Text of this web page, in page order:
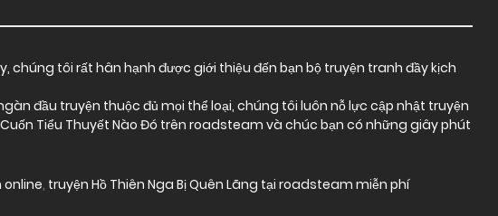
tôi rất hân hạnh được giới thiệu đến bạn bộ truyện tranh đầy kịch
đầu truyện thuộc đủ mọi thể loại, chúng tôi luôn nỗ lực cập nhật truyện
Tiểu Thuyết Nào Đó trên roadsteam và chúc bạn có những giây phút
online, truyện Hồ Thiên Nga Bị Quên Lãng tại roadsteam miễn phí